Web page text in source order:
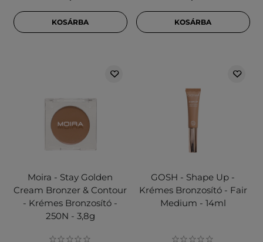
KOSÁRBA KOSÁRBA
Moira - Stay Golden
Cream Bronzer & Contour
- Krémes Bronzosító -
250N - 3,8g
GOSH - Shape Up -
Krémes Bronzosító - Fair
Medium - 14ml